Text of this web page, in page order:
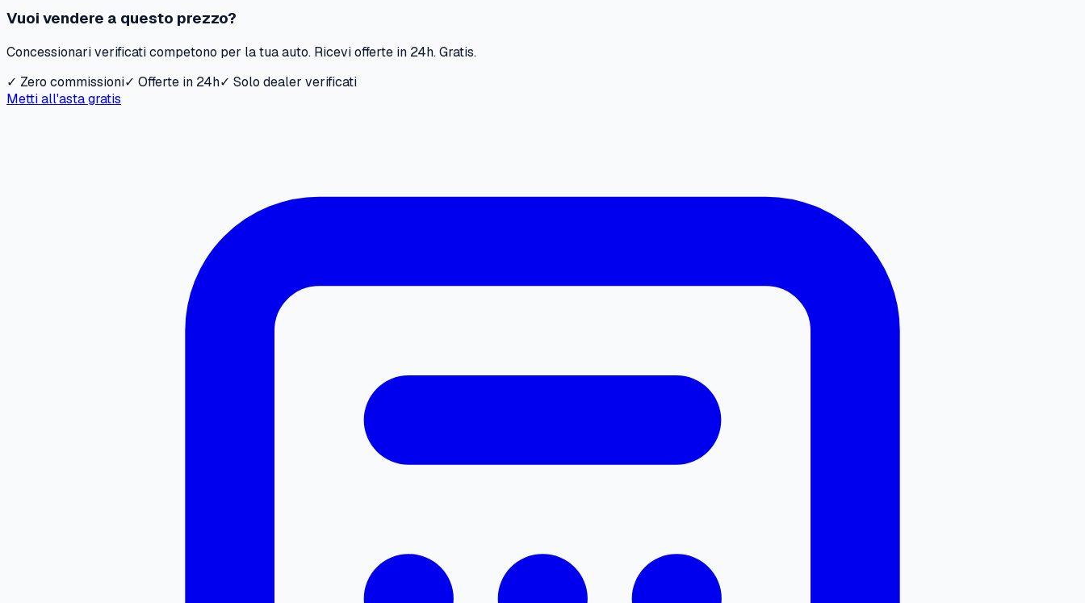
Vuoi vendere a questo prezzo?
Concessionari verificati competono per la tua auto. Ricevi offerte in 24h. Gratis.
✓ Zero commissioni✓ Offerte in 24h✓ Solo dealer verificati
Metti all'asta gratis